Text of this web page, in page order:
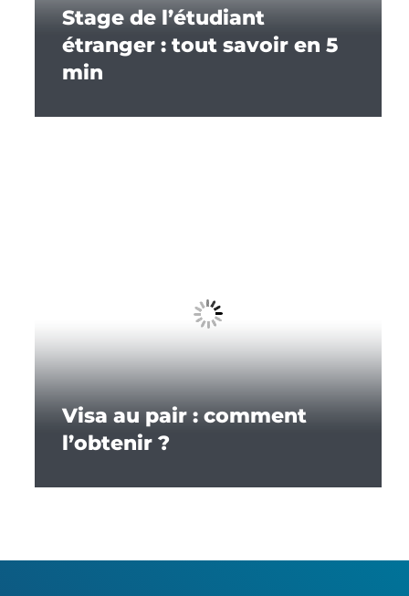
Stage de l’étudiant
étranger : tout savoir en 5
min
Visa au pair : comment
l’obtenir ?